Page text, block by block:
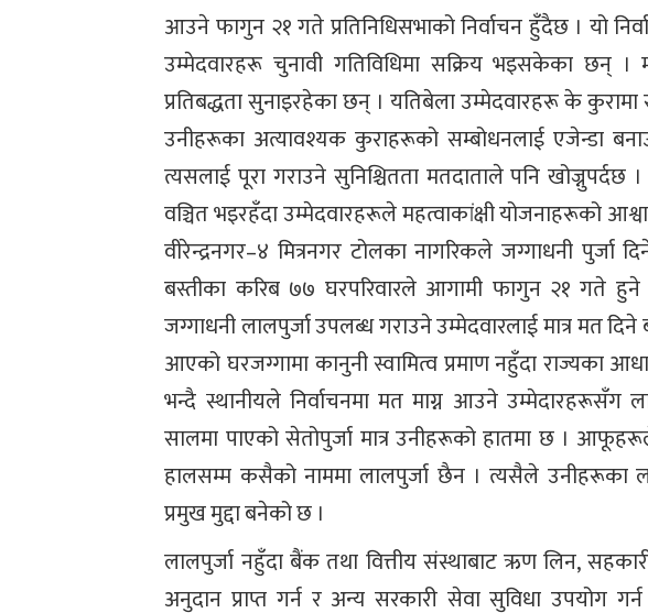
आउने फागुन २१ गते प्रतिनिधिसभाको निर्वाचन हुँदैछ । यो
उम्मेदवारहरू चुनावी गतिविधिमा सक्रिय भइसकेका छन् ।
प्रतिबद्धता सुनाइरहेका छन् । यतिबेला उम्मेदवारहरू के
उनीहरूका अत्यावश्यक कुराहरूको सम्बोधनलाई एजेन्डा
त्यसलाई पूरा गराउने सुनिश्चितता मतदाताले पनि
वञ्चित भइरहँदा उम्मेदवारहरूले महत्वाकांक्षी योजनाहरूको
वीरेन्द्रनगर–४ मित्रनगर टोलका नागरिकले जग्गाधनी पुर्जा
बस्तीका करिब ७७ घरपरिवारले आगामी फागुन २१ गते हुने
जग्गाधनी लालपुर्जा उपलब्ध गराउने उम्मेदवारलाई मात्र मत
आएको घरजग्गामा कानुनी स्वामित्व प्रमाण नहुँदा राज्यका
भन्दै स्थानीयले निर्वाचनमा मत माग्न आउने उम्मेदारहरूसँग
सालमा पाएको सेतोपुर्जा मात्र उनीहरूको हातमा छ ।
हालसम्म कसैको नाममा लालपुर्जा छैन । त्यसैले उनीहरूका
प्रमुख मुद्दा बनेको छ ।
लालपुर्जा नहुँदा बैंक तथा वित्तीय संस्थाबाट ऋण लिन,
अनुदान प्राप्त गर्न र अन्य सरकारी सेवा सुविधा उपयोग